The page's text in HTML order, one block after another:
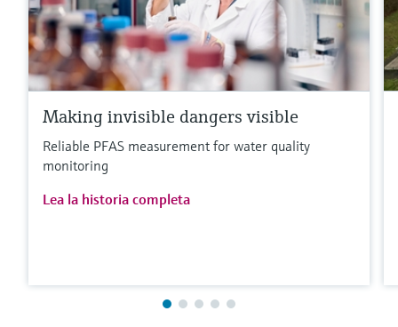
Making invisible dangers visible
Reliable PFAS measurement for water quality
monitoring
Lea la historia completa